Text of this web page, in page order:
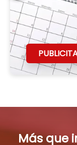
Más que